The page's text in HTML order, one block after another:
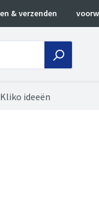
& verzenden
Kliko ideeën